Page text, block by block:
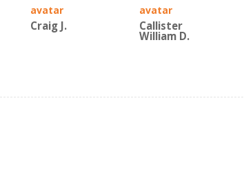
Craig J. Callister
William D.